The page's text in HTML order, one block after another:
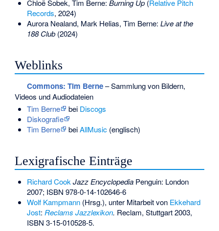
Chloë Sobek, Tim Berne: Burning Up(Relative Pitch
Records, 2024)
Aurora Nealand, Mark Helias, Tim Berne: Live at the
188 Club(2024)
Weblinks
Commons: Tim Berne– Sammlung von Bildern,
Videos und Audiodateien
Tim Berne
bei Discogs
Diskografie
Tim Berne
beiAllMusic(englisch)
Lexigrafische Einträge
Richard Cook Jazz EncyclopediaPenguin: London
2007; ISBN 978-0-14-102646-6
Wolf Kampmann(Hrsg.), unter Mitarbeit von Ekkehard
Jost: Reclams Jazzlexikon. Reclam, Stuttgart 2003,
ISBN 3-15-010528-5.